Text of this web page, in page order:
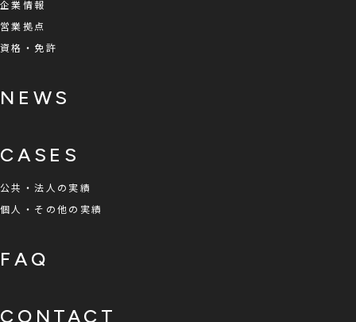
企業情報
営業拠点
資格・免許
NEWS
CASES
公共・法人の実績
個人・その他の実績
FAQ
CONTACT